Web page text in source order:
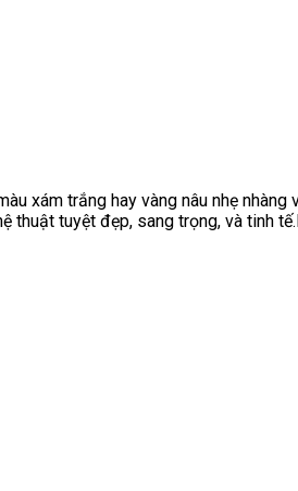
xám trắng hay vàng nâu nhẹ nhàng
thuật tuyệt đẹp, sang trọng, và tinh